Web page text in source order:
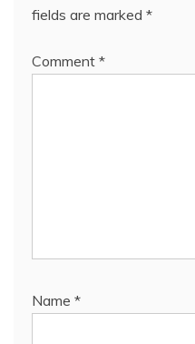
fields are marked *
Comment *
Name *